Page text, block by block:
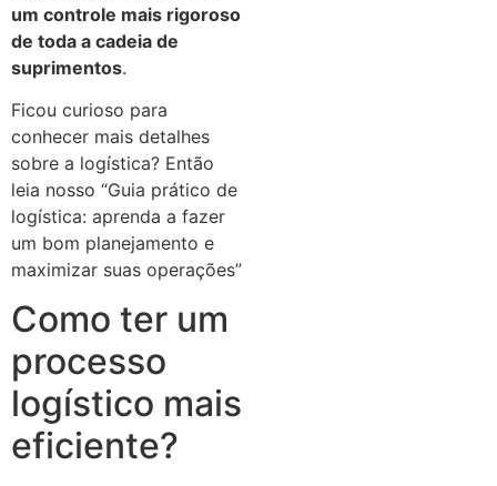
um controle mais rigoroso
de toda a cadeia de
suprimentos.
Ficou curioso para
conhecer mais detalhes
sobre a logística? Então
leia nosso “Guia prático de
logística: aprenda a fazer
um bom planejamento e
maximizar suas operações”
Como ter um
processo
logístico mais
eficiente?